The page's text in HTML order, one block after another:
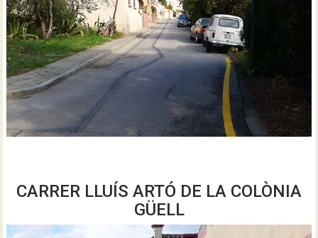
CARRER LLUÍS ARTÓ DE LA COLÒNIA
GÜELL